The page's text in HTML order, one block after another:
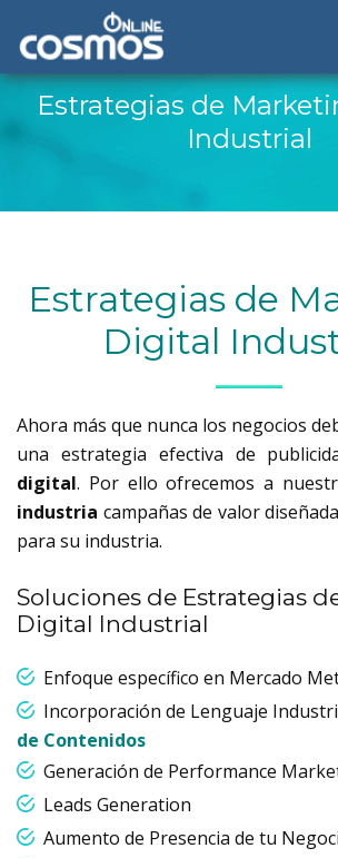
Estrategias de
Industrial
Estrategias de
Digital
Ahora más que nunca los negocios
una estrategia efectiva de
digital. Por ello ofrecemos a
industria campañas de valor
para su industria.
Soluciones de Estrategias
Digital Industrial
Enfoque específico en Mercado
Incorporación de Lenguaje
de Contenidos
Generación de Performance
Leads Generation
Aumento de Presencia de tu